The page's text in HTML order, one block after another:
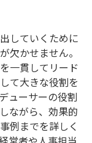
していくために
欠かせません。
一貫してリード
て大きな役割を
ューサーの役割
ながら、効果的
例までを詳しく